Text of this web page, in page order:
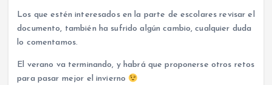
Los que estén interesados en la parte de escolares revisar el
documento, también ha sufrido algún cambio, cualquier duda
lo comentamos.
El verano va terminando, y habrá que proponerse otros retos
para pasar mejor el invierno